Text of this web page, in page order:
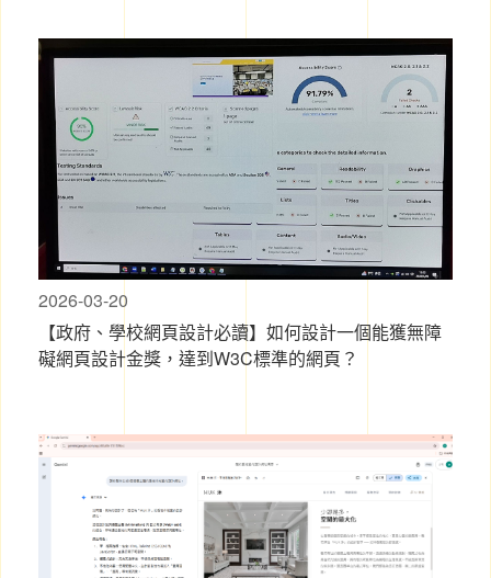
2026-03-20
【政府、學校網頁設計必讀】如何設計一個能獲無障
礙網頁設計金獎，達到W3C標準的網頁？